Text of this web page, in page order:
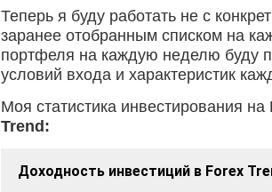
Теперь я буду работать не с
заранее отобранным списком на
портфеля на каждую неделю буду
условий входа и характеристик
Моя статистика инвестирования
Trend: